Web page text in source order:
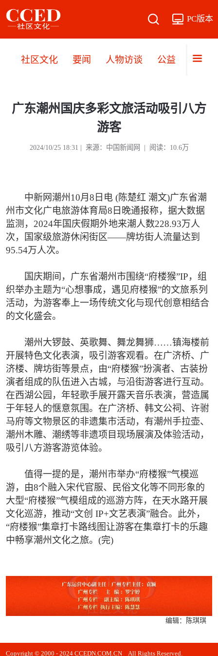
PC版本
社区文化 要闻 人物访谈 公益 文旅
广东潮州国庆多彩文旅活动吸引八方
游客
2024/10/25 18:31 | 来源：中国新闻网 | 阅读：10.6万
中新网潮州10月8日电 (陈楚红 潮文)广东省潮
州市文化广电旅游体育局8日晚通报称，据大数据
监测，2024年国庆假期外地来潮人数228.93万人
次，国家级旅游休闲街区——牌坊街人流量达到
95.54万人次。
国庆期间，广东省潮州市围绕“府楼猴”IP，组
织举办主题为“心想事成，遇见府楼猴”的文旅系列
活动，为游客奉上一场传统文化与现代创意相结合
的文化盛会。
潮州大锣鼓、英歌舞、舞龙舞狮……镇海楼前
开展特色文化表演，吸引游客观看。在广济桥、广
济楼、牌坊街等景点，由“府楼猴”扮演者、古装扮
演者组成的队伍进入古城，与沿街游客进行互动。
在西湖公园，年轻歌手展开露天音乐表演，营造属
于年轻人的惬意氛围。在广济桥、韩文公祠、许驸
马府等文物景区的非遗集市活动，有潮州手拉壶、
潮州木雕、潮绣等非遗项目现场展演及体验活动，
吸引八方游客游览体验。
值得一提的是，潮州市举办“府楼猴”气模巡
游，由8个融入宋代官服、民俗文化等不同形象的
大型“府楼猴”气模组成的巡游方阵，在天水路开展
文化巡游，推动“文创 IP+文艺表演”融合。此外，
“府楼猴”集章打卡路线图让游客在集章打卡的乐趣
中畅享潮州文化之旅。(完)
编辑：陈琪琪
Copyright © 2000 - 2024 CCEDN.COM.CN All Rights Reserved.